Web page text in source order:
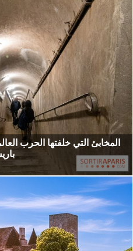
المخابئ التي خلفتها الحرب